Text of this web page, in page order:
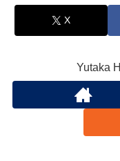
X
Yutaka